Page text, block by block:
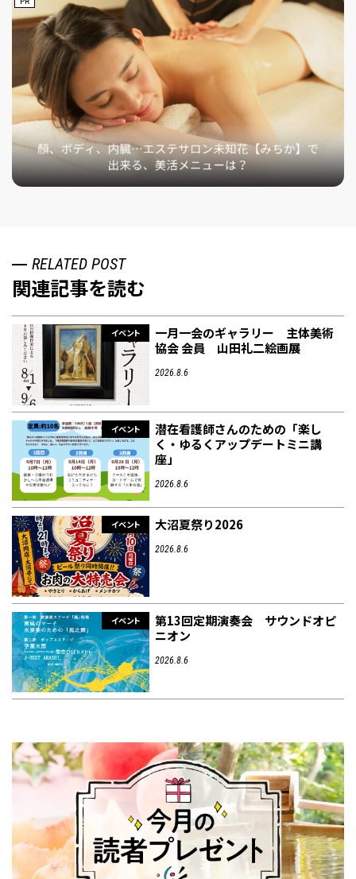
RELATED POST
関連記事を読む
イベント
一月一会のギャラリー 主体美術
協会 会員 山田礼二絵画展
2026.8.6
イベント
潜在看護師さんのための「楽し
く・ゆるくアップデートミニ講
座」
2026.8.6
イベント 大沼夏祭り2026
2026.8.6
イベント
第13回定期演奏会 サウンドオピ
ニオン
2026.8.6